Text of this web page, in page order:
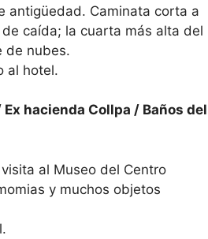
antigüedad. Caminata corta a
caída; la cuarta más alta del
de nubes.
al hotel.
hacienda Collpa / Baños del
al Museo del Centro
y muchos objetos